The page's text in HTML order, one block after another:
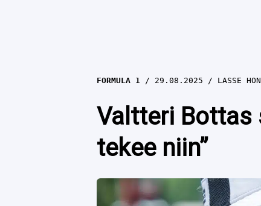
FORMULA 1 29.08.2025 LASSE
Valtteri Bottas
tekee niin”